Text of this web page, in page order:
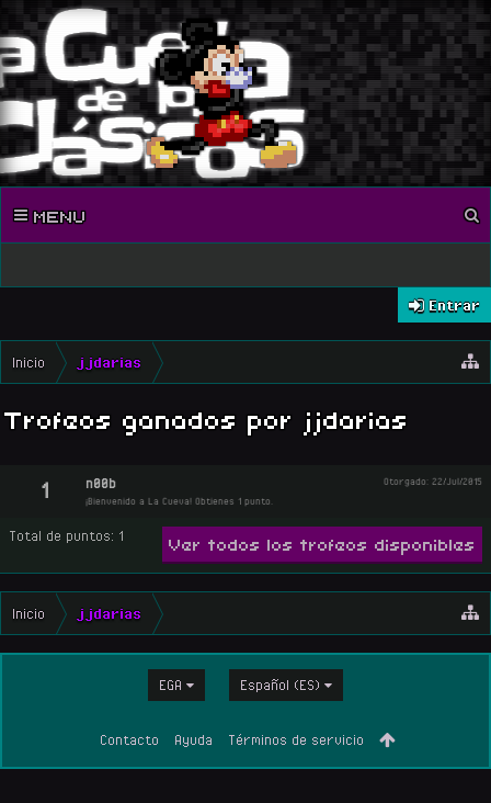
MENU
Entrar
Inicio jjdarias
Trofeos ganados por jjdarias
1 Otorgado: 22/Jul/2015
n00b
¡Bienvenido a La Cueva! Obtienes 1 punto.
Total de puntos: 1 Ver todos los trofeos disponibles
Inicio jjdarias
EGA Español (ES)
Contacto Ayuda Términos de servicio